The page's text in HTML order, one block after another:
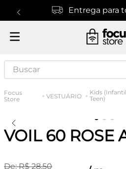
Entrega para
Buscar
VESTUÁRIO
Kids
Teen)
VOIL 60 ROSE
De:R$ 28,50